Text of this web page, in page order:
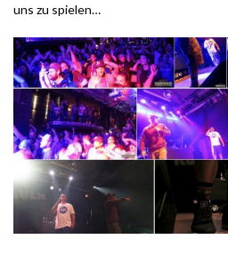
uns zu spielen…